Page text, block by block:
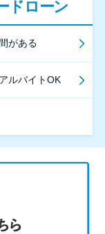
ドローン
がある
ルバイトOK